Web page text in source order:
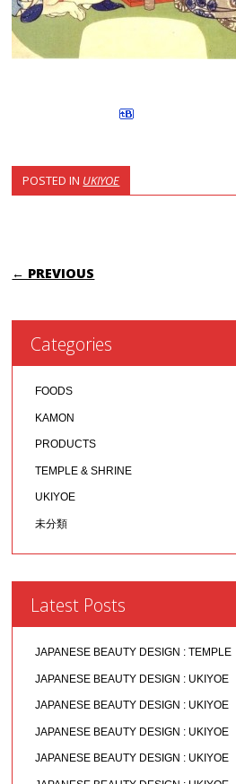
POSTED IN UKIYOE
POST NAVIGATION
← PREVIOUS
Categories
FOODS
KAMON
PRODUCTS
TEMPLE & SHRINE
UKIYOE
未分類
Latest Posts
JAPANESE BEAUTY DESIGN : TEMPLE
JAPANESE BEAUTY DESIGN : UKIYOE
JAPANESE BEAUTY DESIGN : UKIYOE
JAPANESE BEAUTY DESIGN : UKIYOE
JAPANESE BEAUTY DESIGN : UKIYOE